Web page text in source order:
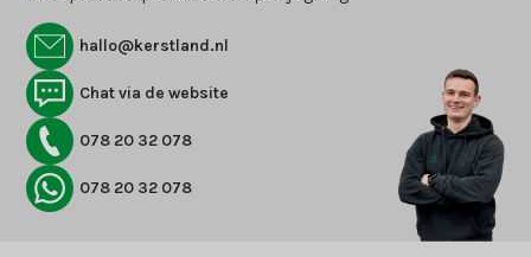
hallo@kerstland.nl
Chat via de website
078 20 32 078
078 20 32 078